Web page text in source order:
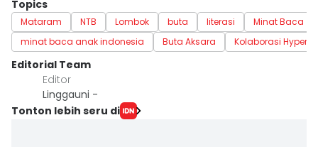
Topics
Mataram NTB Lombok buta literasi
Minat Baca
minat baca anak indonesia
Buta Aksara Kolaborasi
Editorial Team
Editor
Linggauni -
Tonton lebih seru di